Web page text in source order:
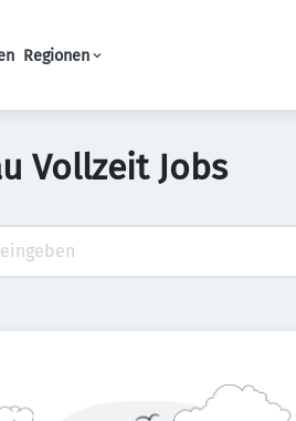
Regionen
Vollzeit Jobs